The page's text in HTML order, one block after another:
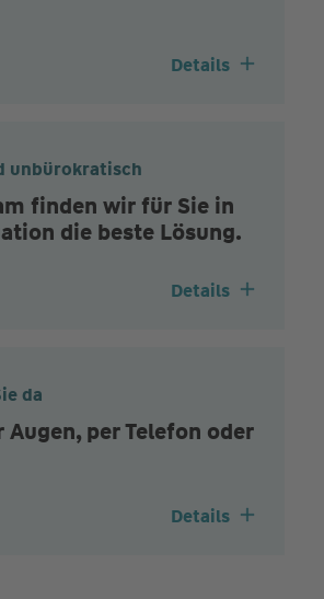
Details
unbürokratisch
finden wir für Sie in
die beste Lösung.
Details
da
Augen, per Telefon oder
Details